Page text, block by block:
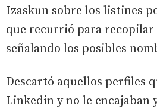
Izaskun sobre los listines
que recurrió para
señalando los posibles
Descartó aquellos perfiles
Linkedin y no le encajaban